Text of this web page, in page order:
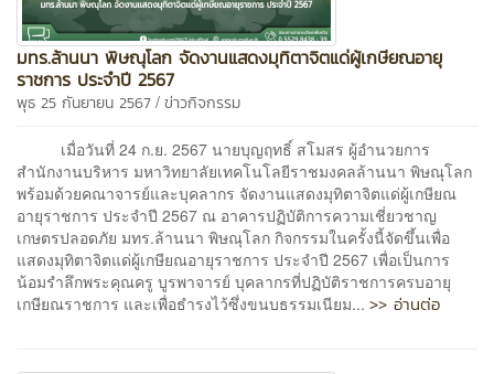
มทร.ล้านนา พิษณุโลก จัดงานแสดงมุทิตาจิตแด่ผู้เกษียณอายุ
ราชการ ประจำปี 2567
พุธ 25 กันยายน 2567 / ข่าวกิจกรรม
เมื่อวันที่ 24 ก.ย. 2567 นายบุญฤทธิ์ สโมสร ผู้อำนวยการ
สำนักงานบริหาร มหาวิทยาลัยเทคโนโลยีราชมงคลล้านนา พิษณุโลก
พร้อมด้วยคณาจารย์และบุคลากร จัดงานแสดงมุทิตาจิตแด่ผู้เกษียณ
อายุราชการ ประจำปี 2567 ณ อาคารปฏิบัติการความเชี่ยวชาญ
เกษตรปลอดภัย มทร.ล้านนา พิษณุโลก กิจกรรมในครั้งนี้จัดขึ้นเพื่อ
แสดงมุทิตาจิตแด่ผู้เกษียณอายุราชการ ประจำปี 2567 เพื่อเป็นการ
น้อมรำลึกพระคุณครู บูรพาจารย์ บุคลากรที่ปฏิบัติราชการครบอายุ
เกษียณราชการ และเพื่อธำรงไว้ซึ่งขนบธรรมเนียม... >> อ่านต่อ